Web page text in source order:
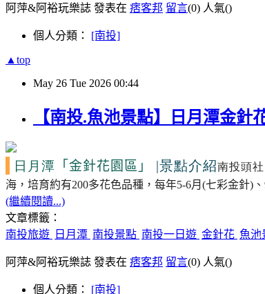
阿萍&阿裕玩樂誌 發表在 痞客邦 留言(0) 人氣()
個人分類： [南投]
▲top
May 26 Tue 2026 00:44
【南投.魚池景點】日月潭金
日月潭 「金針花園區」 |景點介紹南投頭社
海，培育約有200多花色品種，每年5-6月 (七彩金針) 、
(繼續閱讀...)
文章標籤：
南投旅遊
日月潭 南投景點 南投一日遊 金針花 魚池
阿萍&阿裕玩樂誌 發表在 痞客邦 留言(0) 人氣()
個人分類： [南投]